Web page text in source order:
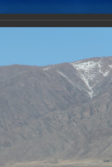
Аналитика Приоритеты
контингентами КСБР ЦАР